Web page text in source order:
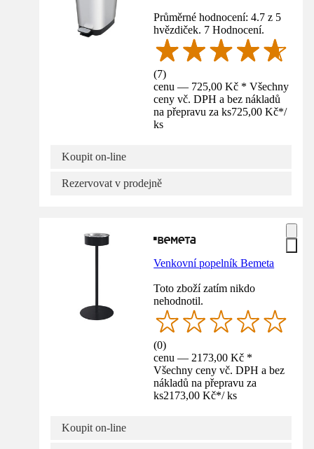
Průměrné hodnocení: 4.7 z 5
hvězdiček. 7 Hodnocení.
(7)
cenu — 725,00 Kč * Všechny
ceny vč. DPH a bez nákladů
na přepravu za ks725,00 Kč*/
ks
Koupit on-line
Rezervovat v prodejně
Venkovní popelník Bemeta
Toto zboží zatím nikdo
nehodnotil.
(0)
cenu — 2173,00 Kč *
Všechny ceny vč. DPH a bez
nákladů na přepravu za
ks2173,00 Kč*/ ks
Koupit on-line